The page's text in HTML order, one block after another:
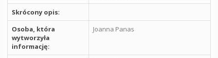
Skrócony opis:
Osoba, która
wytworzyła
informację:
Joanna Panas